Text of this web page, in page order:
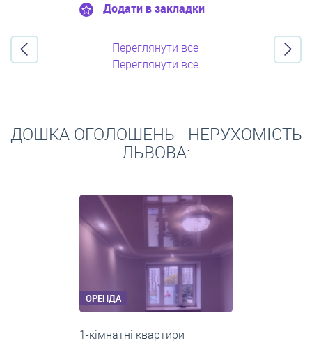
Додати в закладки
Переглянути все
Переглянути все
ДОШКА ОГОЛОШЕНЬ - НЕРУХОМІСТЬ
ЛЬВОВА:
ОРЕНДА
2-кімнатні квартири